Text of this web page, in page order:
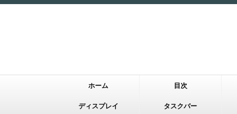
ホーム 目次
ディスプレイ タスクバー